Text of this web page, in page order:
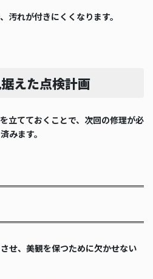
汚れが付きにくくなります。
えた点検計画
立てておくことで、次回の修理が必
みます。
せ、美観を保つために欠かせない